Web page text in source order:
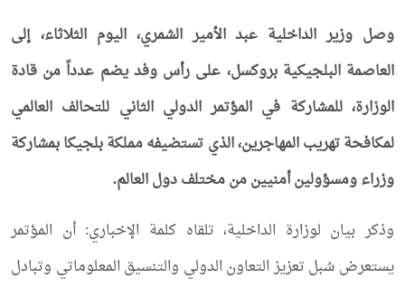
وصل وزير الداخلية عبد الأمير الشمري، اليوم الثلاثاء، إلى
العاصمة البلجيكية بروكسل، على رأس وفد يضم عدداً من قادة
الوزارة، للمشاركة في المؤتمر الدولي الثاني للتحالف العالمي
لمكافحة تهريب المهاجرين، الذي تستضيفه مملكة بلجيكا بمشاركة
وزراء ومسؤولين أمنيين من مختلف دول العالم.
وذكر بيان لوزارة الداخلية، تلقاه كلمة الإخباري: أن المؤتمر
يستعرض سُبل تعزيز التعاون الدولي والتنسيق المعلوماتي وتبادل